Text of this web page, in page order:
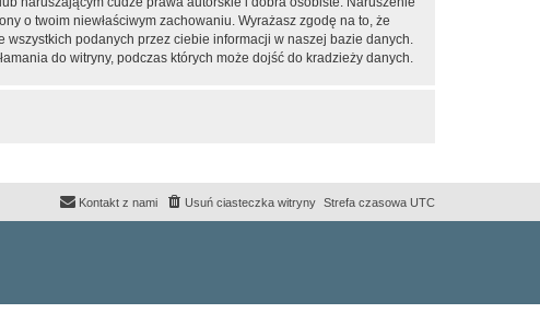
o twoim niewłaściwym zachowaniu. Wyrażasz zgodę na to, że
wszystkich podanych przez ciebie informacji w naszej bazie danych.
do witryny, podczas których może dojść do kradzieży danych.
Strefa czasowa UTC
Usuń ciasteczka witryny
Kontakt z nami